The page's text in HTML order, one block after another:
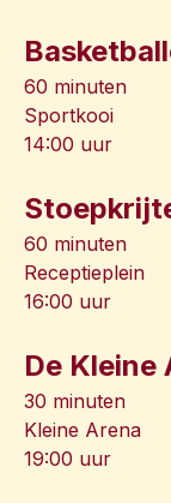
60 minuten
Sportkooi
14:00 uur
60 minuten
Receptieplein
16:00 uur
De Kleine
30 minuten
Kleine Arena
19:00 uur